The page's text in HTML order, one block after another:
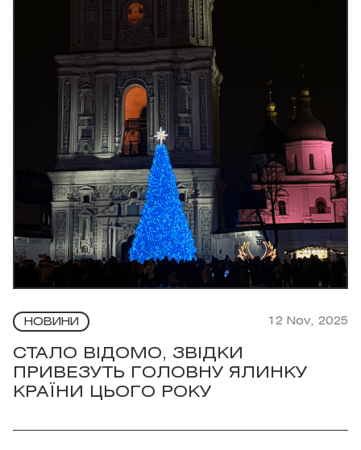
НОВИНИ 12 Nov, 2025
СТАЛО ВІДОМО, ЗВІДКИ
ПРИВЕЗУТЬ ГОЛОВНУ ЯЛИНКУ
КРАЇНИ ЦЬОГО РОКУ